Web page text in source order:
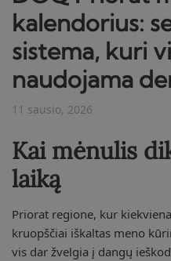
kalendorius:
sistema, kuri
naudojama
11 sausio, 2026
Kai mėnulis
laiką
Priorat regione, kur
kruopščiai iškaltas meno
vis dar žvelgia į dangų